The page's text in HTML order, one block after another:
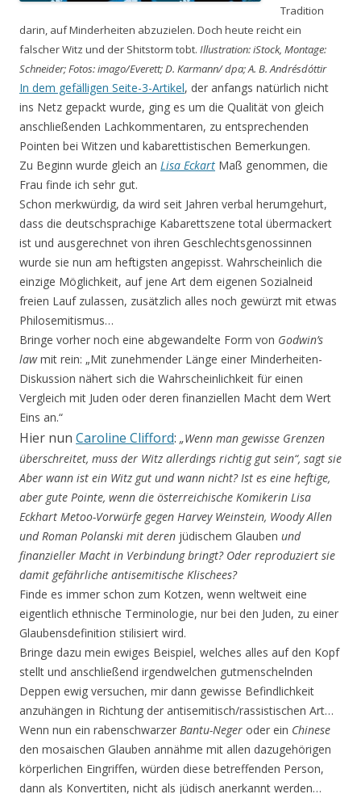
Tradition
darin, auf Minderheiten abzuzielen. Doch heute reicht ein
falscher Witz und der Shitstorm tobt. Illustration: iStock, Montage:
Schneider; Fotos: imago/Everett; D. Karmann/ dpa; A. B. Andrésdóttir
In dem gefälligen Seite-3-Artikel, der anfangs natürlich nicht
ins Netz gepackt wurde, ging es um die Qualität von gleich
anschließenden Lachkommentaren, zu entsprechenden
Pointen bei Witzen und kabarettistischen Bemerkungen.
Zu Beginn wurde gleich an Lisa Eckart Maß genommen, die
Frau finde ich sehr gut.
Schon merkwürdig, da wird seit Jahren verbal herumgehurt,
dass die deutschsprachige Kabarettszene total übermackert
ist und ausgerechnet von ihren Geschlechtsgenossinnen
wurde sie nun am heftigsten angepisst. Wahrscheinlich die
einzige Möglichkeit, auf jene Art dem eigenen Sozialneid
freien Lauf zulassen, zusätzlich alles noch gewürzt mit etwas
Philosemitismus…
Bringe vorher noch eine abgewandelte Form von Godwin’s
lawmit rein: „Mit zunehmender Länge einer Minderheiten-
Diskussion nähert sich die Wahrscheinlichkeit für einen
Vergleich mit Juden oder deren finanziellen Macht dem Wert
Eins an.“
Hier nun Caroline Clifford: „Wenn man gewisse Grenzen
überschreitet, muss der Witz allerdings richtig gut sein“, sagt sie
Aber wann ist ein Witz gut und wann nicht? Ist es eine heftige,
aber gute Pointe, wenn die österreichische Komikerin Lisa
Eckhart Metoo-Vorwürfe gegen Harvey Weinstein, Woody Allen
und Roman Polanski mit deren jüdischem Glauben und
finanzieller Macht in Verbindung bringt? Oder reproduziert sie
damit gefährliche antisemitische Klischees?
Finde es immer schon zum Kotzen, wenn weltweit eine
eigentlich ethnische Terminologie, nur bei den Juden, zu einer
Glaubensdefinition stilisiert wird.
Bringe dazu mein ewiges Beispiel, welches alles auf den Kopf
stellt und anschließend irgendwelchen gutmenschelnden
Deppen ewig versuchen, mir dann gewisse Befindlichkeit
anzuhängen in Richtung der antisemitisch/rassistischen Art…
Wenn nun ein rabenschwarzer Bantu-Neger oder ein Chinese
den mosaischen Glauben annähme mit allen dazugehörigen
körperlichen Eingriffen, würden diese betreffenden Person,
dann als Konvertiten, nicht als jüdisch anerkannt werden…